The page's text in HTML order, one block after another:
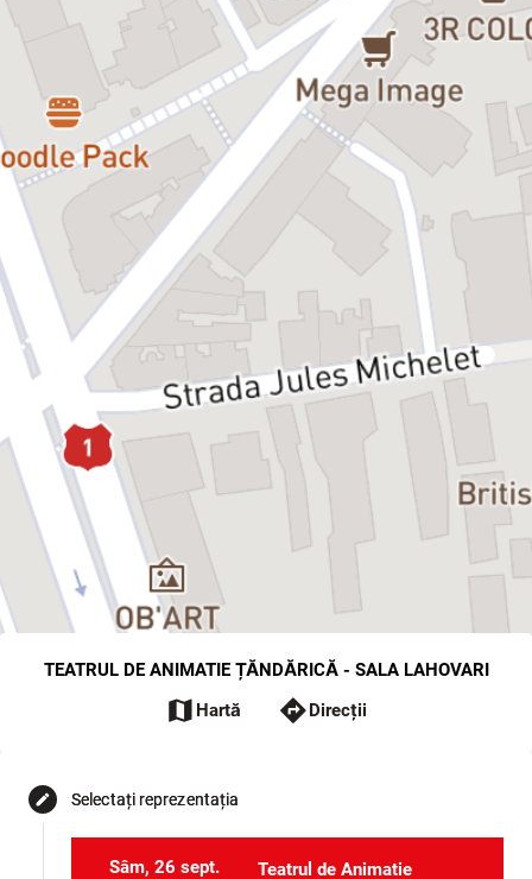
TEATRUL DE ANIMATIE ȚĂNDĂRICĂ - SALA LAHOVARI
map Hartă directionsDirecții
edit Selectați reprezentația
Sâm, 26 sept.
Teatrul de Animatie